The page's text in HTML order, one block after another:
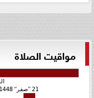
مواقيت الصلاة
21 صفر 1448 هـ